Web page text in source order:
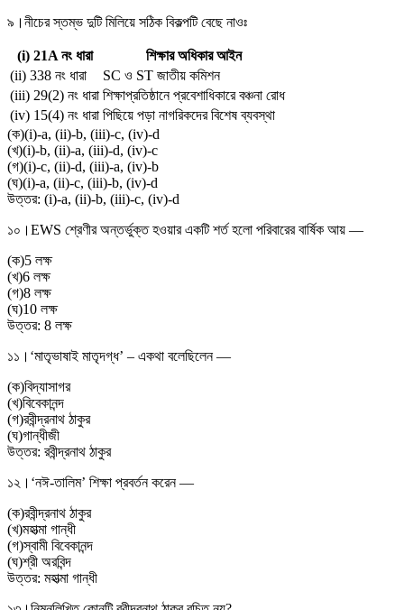
৯। নীচের স্তম্ভ দুটি মিলিয়ে সঠিক বিকল্পটি বেছে নাওঃ
(i) 21A নং ধারা
শিক্ষার অধিকার আইন
(ii) 338 নং ধারা
SC ও ST জাতীয় কমিশন
(iii) 29(2) নং ধারা শিক্ষাপ্রতিষ্ঠানে প্রবেশাধিকারে বঞ্চনা রোধ
(iv) 15(4) নং ধারা পিছিয়ে পড়া নাগরিকদের বিশেষ ব্যবস্থা
(ক)(i)-a, (ii)-b, (iii)-c, (iv)-d
(খ)(i)-b, (ii)-a, (iii)-d, (iv)-c
(গ)(i)-c, (ii)-d, (iii)-a, (iv)-b
(ঘ)(i)-a, (ii)-c, (iii)-b, (iv)-d
উত্তর: (i)-a, (ii)-b, (iii)-c, (iv)-d
১০। EWS শ্রেণীর অন্তর্ভুক্ত হওয়ার একটি শর্ত হলো পরিবারের বার্ষিক আয় —
(ক)5 লক্ষ
(খ)6 লক্ষ
(গ)8 লক্ষ
(ঘ)10 লক্ষ
উত্তর: 8 লক্ষ
১১। ‘মাতৃভাষাই মাতৃদগ্ধ’ – একথা বলেছিলেন —
(ক)বিদ্যাসাগর
(খ)বিবেকানন্দ
(গ)রবীন্দ্রনাথ ঠাকুর
(ঘ)গান্ধীজী
উত্তর: রবীন্দ্রনাথ ঠাকুর
১২। ‘নঈ-তালিম’ শিক্ষা প্রবর্তন করেন —
(ক)রবীন্দ্রনাথ ঠাকুর
(খ)মহাত্মা গান্ধী
(গ)স্বামী বিবেকানন্দ
(ঘ)শ্রী অরবিন্দ
উত্তর: মহাত্মা গান্ধী